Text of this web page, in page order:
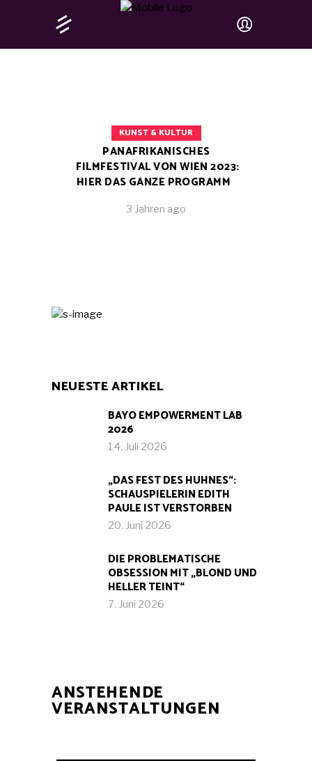
KUNST & KULTUR
PANAFRIKANISCHES
FILMFESTIVAL VON WIEN 2023:
HIER DAS GANZE PROGRAMM
3 Jahren ago
NEUESTE ARTIKEL
BAYO EMPOWERMENT LAB
2026
14. Juli 2026
„DAS FEST DES HUHNES“:
SCHAUSPIELERIN EDITH
PAULE IST VERSTORBEN
20. Juni 2026
DIE PROBLEMATISCHE
OBSESSION MIT „BLOND UND
HELLER TEINT“
7. Juni 2026
ANSTEHENDE
VERANSTALTUNGEN